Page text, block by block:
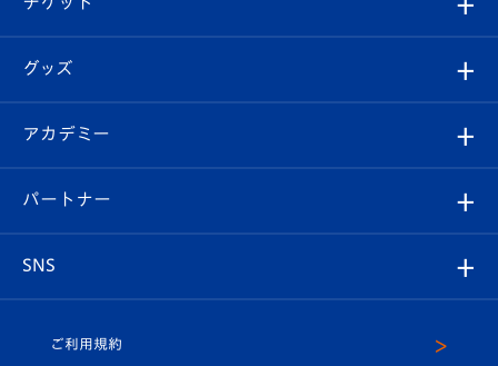
チケット
イベント
メディア
ホームタウン
エンブレム紹介
スタッフプロフィール
マスコット紹介
はじめての観戦ガイド
Revive Team
ヴィヴィくんの長崎おもてなしガイド
フォトギャラリー
スタジアムグルメ
チケット
V-LOVERS（ファンクラブ）
プレイヤーズスイート
グッズ
オンラインショップ
店舗情報
アカデミー
育成からのお知らせ
U-18
パートナー
SNS
ご利用規約